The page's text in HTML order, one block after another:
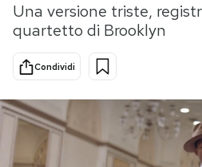
Tecnologia
Internet
Scienza
Cultura
Economia
Sport
Una versione triste,
quartetto di Brooklyn
Condividi